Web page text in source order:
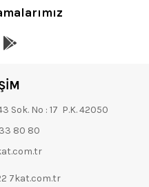
Sok. No : 17 P.K. 42050
80 80
7kat.com.tr